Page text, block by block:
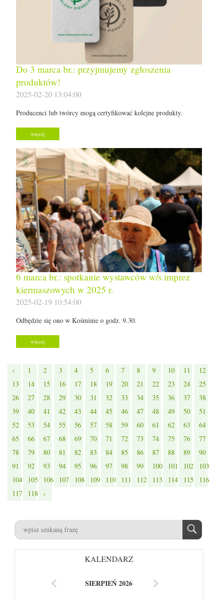
Do 3 marca br.: przyjmujemy zgłoszenia
produktów!
2025-02-20 13:04:00
Producenci lub twórcy mogą certyfikować kolejne produkty.
więcej
6 marca br.: spotkanie wystawców w/s imprez
kiermaszowych w 2025 r.
2025-02-19 10:54:00
Odbędzie się ono w Kośminie o godz. 9.30.
więcej
‹ 1 2 3 4 5 6 7 8 9 10 11
12
13
14 15 16 17 18 19 20 21 22 23 24
25
26
27 28 29 30 31 32 33 34 35 36 37
38
39
40 41 42 43 44 45 46 47 48 49 50
51
52
53 54 55 56 57 58 59 60 61 62 63
64
65
66 67 68 69 70 71 72 73 74 75 76
77
78
79 80 81 82 83 84 85 86 87 88 89
90
91
92 93 94 95 96 97 98 99 100 101 102
103
104
105 106 107 108 109 110 111 112 113 114 115
116
117
118 ›
KALENDARZ
SIERPIEŃ 2026